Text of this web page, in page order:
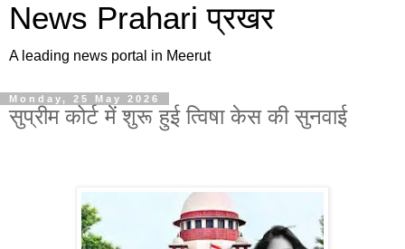
News Prahari प्रखर
A leading news portal in Meerut
Monday, 25 May 2026
सुप्रीम कोर्ट में शुरू हुई त्विषा केस की सुनवाई